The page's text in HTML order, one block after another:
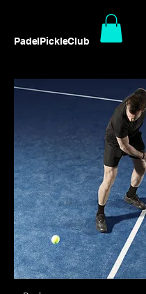
PadelPickleClub